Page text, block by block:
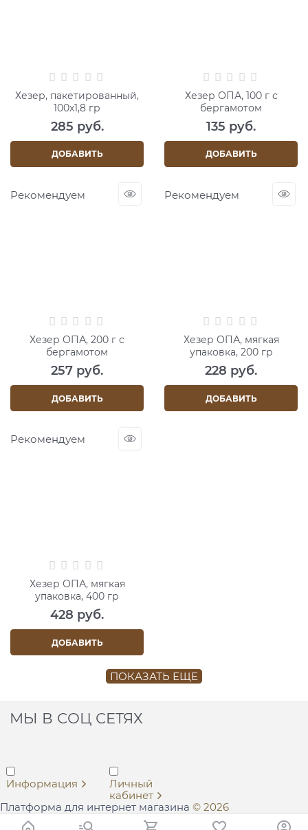
Хезер, пакетированный,
100х1,8 гр
285 руб.
ДОБАВИТЬ
Хезер ОПА, 100 г с
бергамотом
135 руб.
ДОБАВИТЬ
Рекомендуем
Хезер ОПА, 200 г с
бергамотом
257 руб.
ДОБАВИТЬ
Рекомендуем
Хезер ОПА, мягкая
упаковка, 200 гр
228 руб.
ДОБАВИТЬ
Рекомендуем
Хезер ОПА, мягкая
упаковка, 400 гр
428 руб.
ДОБАВИТЬ
ПОКАЗАТЬ ЕЩЕ
МЫ В СОЦ СЕТЯХ
Информация
Личный
кабинет
Платформа для интернет магазина © 2026